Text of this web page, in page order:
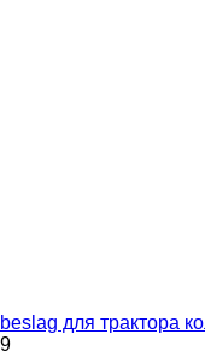
beslag для трактора
9